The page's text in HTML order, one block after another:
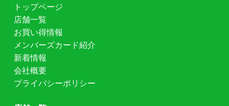
トップページ
店舗一覧
お買い得情報
メンバーズカード紹介
新着情報
会社概要
プライバシーポリシー